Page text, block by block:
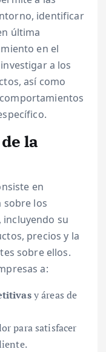
identificar
última
en el
a los
así como
la
en
sobre los
su
precios y la
sobre ellos.
a:
y áreas de
para satisfacer